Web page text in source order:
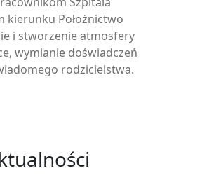
kierunku Położnictwo
i stworzenie atmosfery
wymianie doświadczeń
rodzicielstwa.